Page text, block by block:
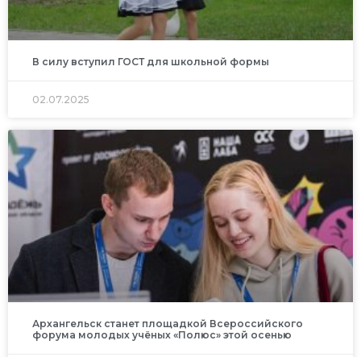
В силу вступил ГОСТ для школьной формы
02.07.2025
Архангельск станет площадкой Всероссийского
форума молодых учёных «Полюс» этой осенью